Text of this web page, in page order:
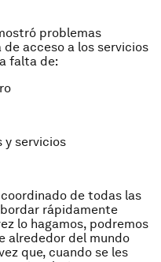
problemas
acceso a los servicios
falta de:
y servicios
de todas las
rápidamente
lo hagamos, podremos
alrededor del mundo
que, cuando se les